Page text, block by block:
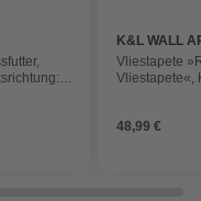
K&L WALL
Vliestapete
Vliestapete«,
48,99 €